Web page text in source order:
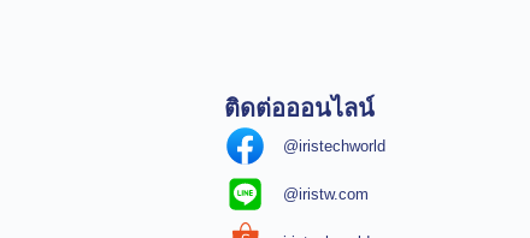
ติดต่อออนไลน์
@iristechworld
@iristw.com